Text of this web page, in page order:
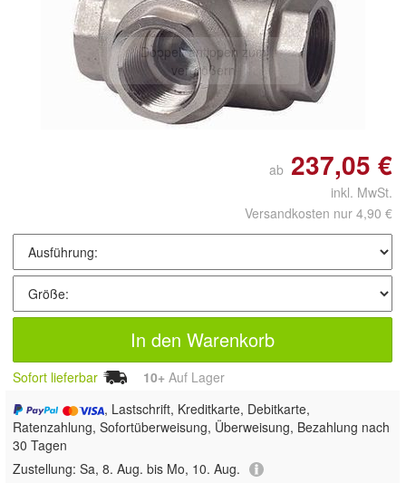
Doppelt antippen zum
vergrößern
ab 237,05 €
inkl. MwSt.
Versandkosten nur 4,90 €
In den Warenkorb
Sofort lieferbar 10+ Auf Lager
, Lastschrift, Kreditkarte, Debitkarte,
Ratenzahlung, Sofortüberweisung, Überweisung, Bezahlung nach
30 Tagen
Zustellung: Sa, 8. Aug. bis Mo, 10. Aug.